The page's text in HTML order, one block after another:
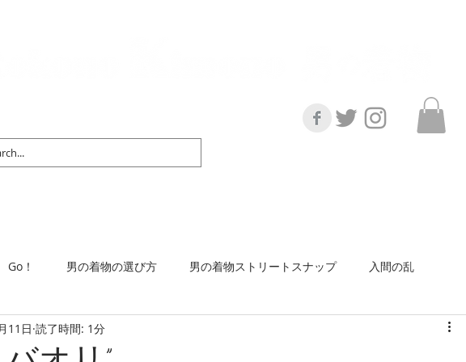
Go！ 男の着物の選び方 男の着物ストリートスナップ 入間の乱
11日 読了時間: 1分